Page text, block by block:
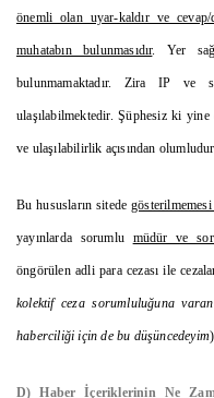
önemli olan uyar-kaldır ve
muhatabın bulunmasıdır. Yer
bulunmamaktadır. Zira IP ve
ulaşılabilmektedir. Şüphesiz ki yine
ve ulaşılabilirlik açısından
Bu hususların sitede
yayınlarda sorumlu müdür ve
öngörülen adli para cezası ile
kolektif ceza sorumluluğuna
haberciliği için de bu düşüncedeyim)
D) Haber İçeriklerinin Ne